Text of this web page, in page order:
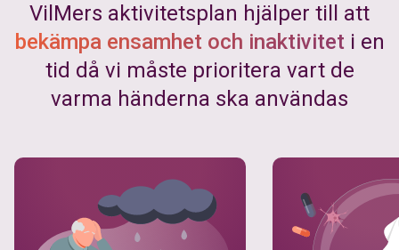
VilMers aktivitetsplan hjälper till att
bekämpa ensamhet och inaktivitet i en
tid då vi måste prioritera vart de
varma händerna ska användas